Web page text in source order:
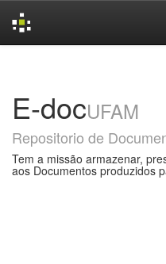
E-docUFAM
Repositorio de
Tem a missão armazenar,
aos Documentos produzidos